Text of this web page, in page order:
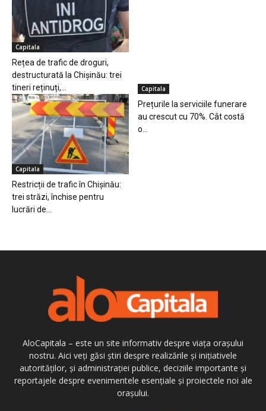
Capitala
Rețea de trafic de droguri,
destructurată la Chișinău: trei
tineri reținuți,...
Capitala
Restricții de trafic în Chișinău:
trei străzi, închise pentru
lucrări de...
Capitala
Prețurile la serviciile funerare
au crescut cu 70%. Cât costă
o...
AloCapitala – este un site informativ despre viața orașului
nostru. Aici veți găsi știri despre realizările și inițiativele
autorităților, și administrației publice, deciziile importante și
reportajele despre evenimentele esențiale și proiectele noi ale
orașului.